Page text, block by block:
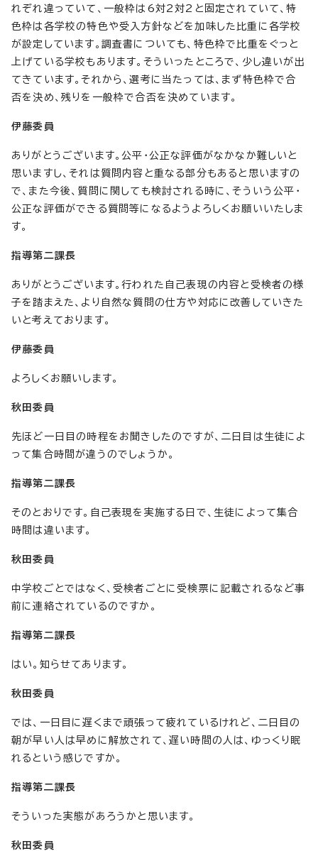
れぞれ違っていて、一般枠は6対2対2と固定されていて、特
色枠は各学校の特色や受入方針などを加味した比重に各学校
が設定しています。調査書についても、特色枠で比重をぐっと
上げている学校もあります。そういったところで、少し違いが出
てきています。それから、選考に当たっては、まず特色枠で合
否を決め、残りを一般枠で合否を決めています。
伊藤委員
ありがとうございます。公平・公正な評価がなかなか難しいと
思いますし、それは質問内容と重なる部分もあると思いますの
で、また今後、質問に関しても検討される時に、そういう公平・
公正な評価ができる質問等になるようよろしくお願いいたしま
す。
指導第二課長
ありがとうございます。行われた自己表現の内容と受検者の様
子を踏まえた、より自然な質問の仕方や対応に改善していきた
いと考えております。
伊藤委員
よろしくお願いします。
秋田委員
先ほど一日目の時程をお聞きしたのですが、二日目は生徒によ
って集合時間が違うのでしょうか。
指導第二課長
そのとおりです。自己表現を実施する日で、生徒によって集合
時間は違います。
秋田委員
中学校ごとではなく、受検者ごとに受検票に記載されるなど事
前に連絡されているのですか。
指導第二課長
はい。知らせてあります。
秋田委員
では、一日目に遅くまで頑張って疲れているけれど、二日目の
朝が早い人は早めに解放されて、遅い時間の人は、ゆっくり眠
れるという感じですか。
指導第二課長
そういった実態があろうかと思います。
秋田委員